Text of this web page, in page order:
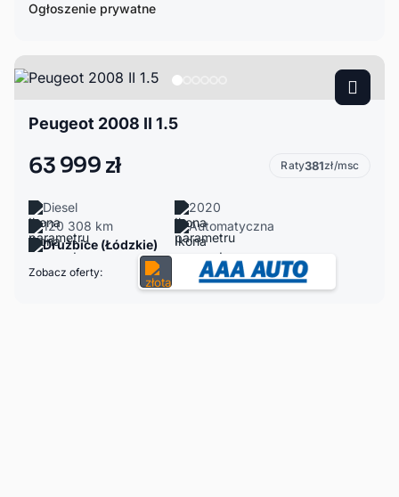
Ogłoszenie prywatne
Peugeot 2008 II 1.5
63 999 zł Raty381zł/msc
Diesel
2020
120 308 km
Automatyczna
Drużbice (Łódzkie)
Zobacz oferty: